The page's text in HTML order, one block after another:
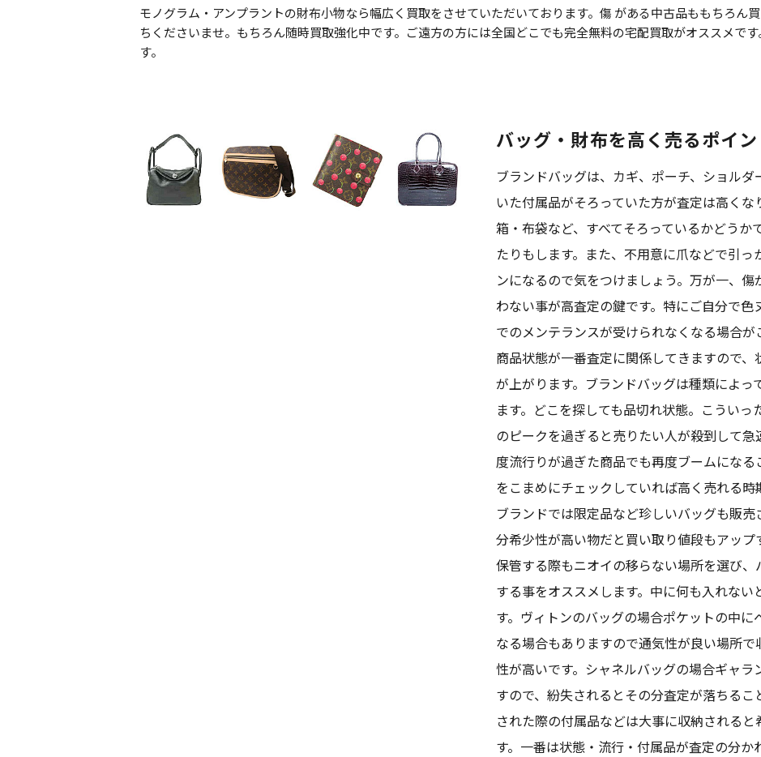
モノグラム・アンプラントの財布小物なら幅広く買取をさせていただいております。傷 がある中古品ももちろん
ちくださいませ。もちろん随時買取強化中です。ご遠方の方には全国どこでも完全無料の宅配買取がオススメで
す。
バッグ・財布を高く売るポイン
ブランドバッグは、カギ、ポーチ、ショル
いた付属品がそろっていた方が査定は高くな
箱・布袋など、すべてそろっているかどう
たりもします。また、不用意に爪などで引
ンになるので気をつけましょう。万が一、
わない事が高査定の鍵です。特にご自分で
でのメンテランスが受けられなくなる場合
商品状態が一番査定に関係してきますので
が上がります。ブランドバッグは種類によっ
ます。どこを探しても品切れ状態。こうい
のピークを過ぎると売りたい人が殺到して
度流行りが過ぎた商品でも再度ブームにな
をこまめにチェックしていれば高く売れる
ブランドでは限定品など珍しいバッグも販
分希少性が高い物だと買い取り値段もアッ
保管する際もニオイの移らない場所を選び
する事をオススメします。中に何も入れな
す。ヴィトンのバッグの場合ポケットの中に
なる場合もありますので通気性が良い場所
性が高いです。シャネルバッグの場合ギャラ
すので、紛失されるとその分査定が落ちる
された際の付属品などは大事に収納される
す。一番は状態・流行・付属品が査定の分か